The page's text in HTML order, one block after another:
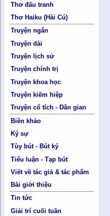
Thơ đấu tranh
Thơ Haiku (Hài Cú)
Truyện ngắn
Truyện dài
Truyện lịch sử
Truyện chính trị
Truyện khoa học
Truyện kiếm hiệp
Truyện cổ tích - Dân gian
Biên khảo
Ký sự
Tùy bút - Bút ký
Tiểu luận - Tạp bút
Viết về tác giả & tác phẩm
Bài giới thiệu
Tin tức
Giải trí cuối tuần